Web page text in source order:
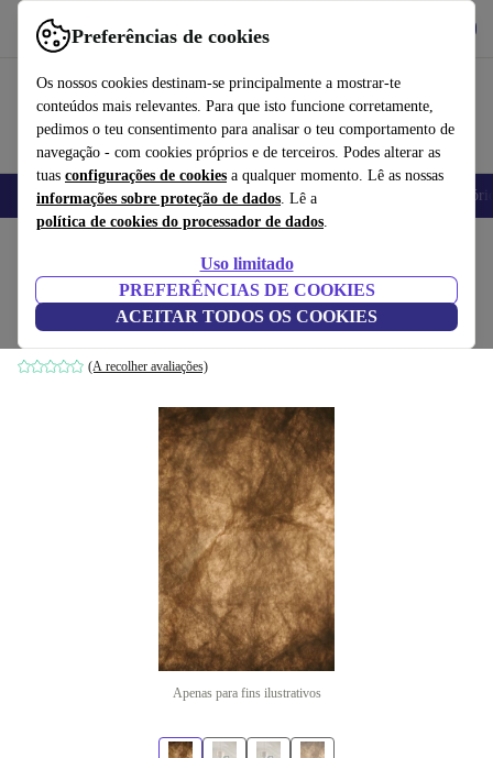
Preferências de cookies
Os nossos cookies destinam-se principalmente a mostrar-te
conteúdos mais relevantes. Para que isto funcione corretamente,
pedimos o teu consentimento para analisar o teu comportamento de
navegação - com cookies próprios e de terceiros. Podes alterar as
tuas configurações de cookies a qualquer momento. Lê as nossas
informações sobre proteção de dados. Lê a
política de cookies do processador de dados.
Uso limitado
PREFERÊNCIAS DE COOKIES
ACEITAR TODOS OS COOKIES
Use o refurbed de forma rápida e fácil
Telemóveis Computadores Portáteis Tablets
Cardine 50 luminária pendente branco
branco
(A recolher avaliações)
Apenas para fins ilustrativos